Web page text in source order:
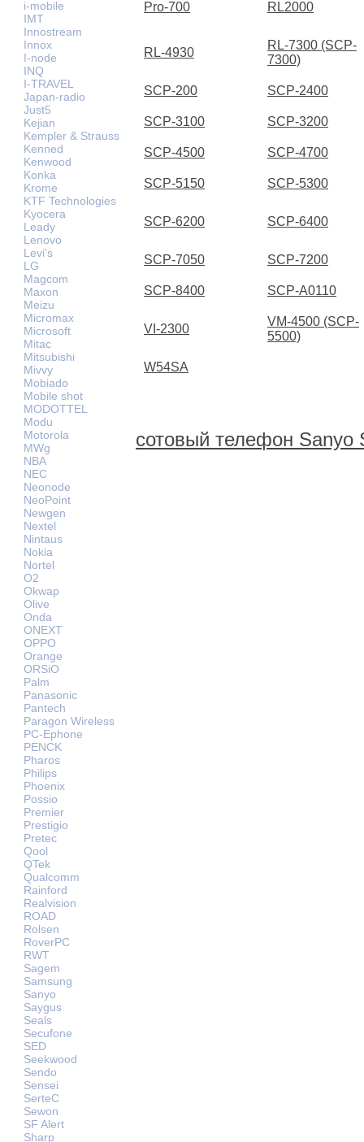
i-mobile
IMT
Innostream
Innox
I-node
INQ
I-TRAVEL
Japan-radio
Just5
Kejian
Kempler & Strauss
Kenned
Kenwood
Konka
Krome
KTF Technologies
Kyocera
Leady
Lenovo
Levi's
LG
Magcom
Maxon
Meizu
Micromax
Microsoft
Mitac
Mitsubishi
Mivvy
Mobiado
Mobile shot
MODOTTEL
Modu
Motorola
MWg
NBA
NEC
Neonode
NeoPoint
Newgen
Nextel
Nintaus
Nokia
Nortel
O2
Okwap
Olive
Onda
ONEXT
OPPO
Orange
ORSiO
Palm
Panasonic
Pantech
Paragon Wireless
PC-Ephone
PENCK
Pharos
Philips
Phoenix
Possio
Premier
Prestigio
Pretec
Qool
QTek
Qualcomm
Rainford
Realvision
ROAD
Rolsen
RoverPC
RWT
Sagem
Samsung
Sanyo
Saygus
Seals
Secufone
SED
Seekwood
Sendo
Sensei
SerteC
Sewon
SF Alert
Sharp
Pro-700 RL2000
RL-4930
RL-7300 (SCP-
7300)
SCP-200 SCP-2400
SCP-3100 SCP-3200
SCP-4500 SCP-4700
SCP-5150 SCP-5300
SCP-6200 SCP-6400
SCP-7050 SCP-7200
SCP-8400 SCP-A0110
VI-2300
VM-4500 (SCP-
5500)
W54SA
сотовый телефон Sanyo